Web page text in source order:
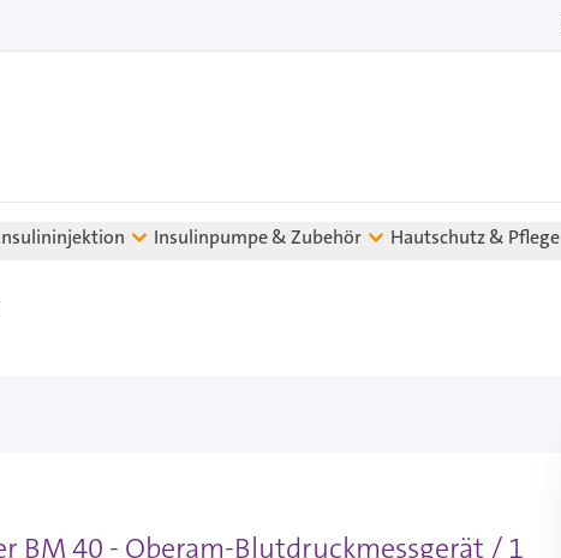
Insulinpumpe & Zubehör Hautschutz & Pflege
BM 40 - Oberam-Blutdruckmessgerät / 1